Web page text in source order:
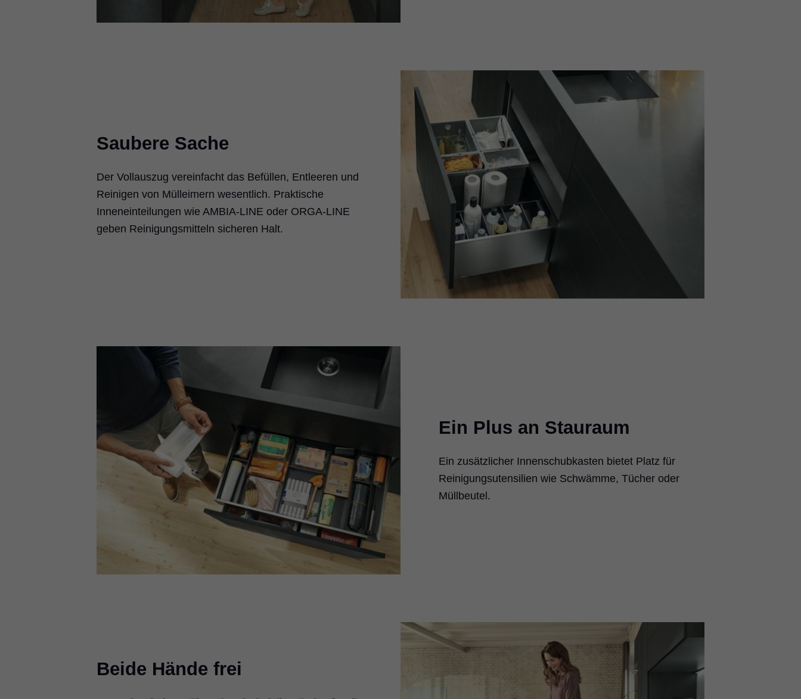
Saubere Sache
Der Vollauszug vereinfacht das Befüllen, Entleeren und
Reinigen von Mülleimern wesentlich. Praktische
Inneneinteilungen wie AMBIA-LINE oder ORGA-LINE
geben Reinigungsmitteln sicheren Halt.
Ein Plus an Stauraum
Ein zusätzlicher Innenschubkasten bietet Platz für
Reinigungsutensilien wie Schwämme, Tücher oder
Müllbeutel.
Beide Hände frei